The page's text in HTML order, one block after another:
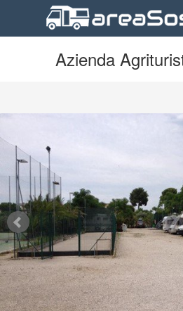
Azienda